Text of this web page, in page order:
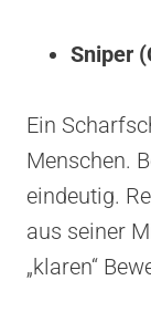
Sniper
Ein
Menschen.
eindeutig.
aus seiner
„klaren“